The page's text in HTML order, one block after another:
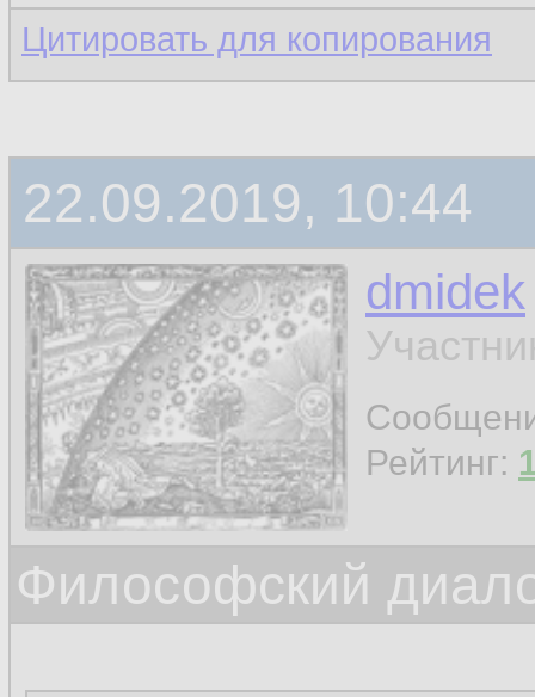
Цитировать для копирования
22.09.2019, 10:44
dmidek
Рейтинг:
Философский